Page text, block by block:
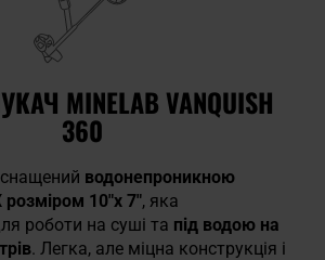
MINELAB VANQUISH
360
водонепроникною
10"x 7", яка
роботи на суші та під водою на
. Легка, але міцна конструкція і